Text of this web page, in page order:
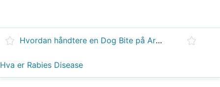
Hvordan håndtere en Dog Bite på Arm
Hva er Rabies Disease